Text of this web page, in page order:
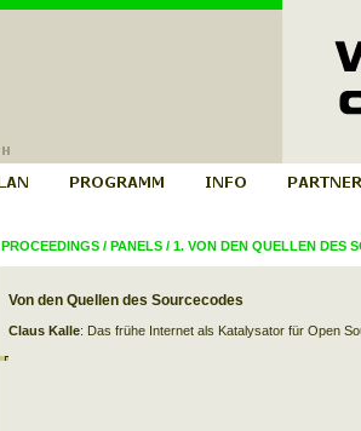
PROCEEDINGS / PANELS / 1. VON DEN QUELLEN DES
Von den Quellen des Sourcecodes
Claus Kalle: Das frühe Internet als Katalysator für Open